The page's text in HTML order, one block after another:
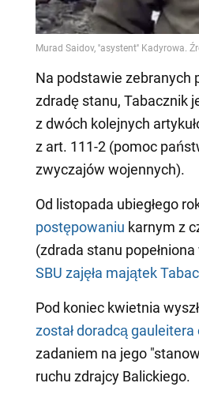
Na podstawie zebranych
zdradę stanu, Tabacznik
z dwóch kolejnych
z art. 111-2 (pomoc
zwyczajów wojennych).
Od listopada ubiegłego
postępowaniu karnym z
(zdrada stanu
SBU zajęła majątek
Pod koniec kwietnia
został doradcą
zadaniem na jego
ruchu zdrajcy Balickiego.